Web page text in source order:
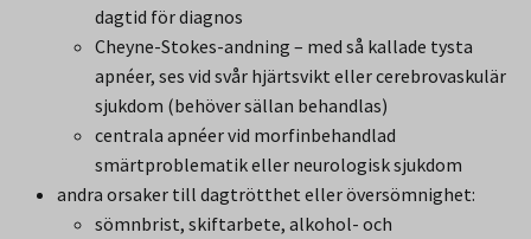
dagtid för diagnos
Cheyne-Stokes-andning – med så kallade tysta
apnéer, ses vid svår hjärtsvikt eller cerebrovaskulär
sjukdom (behöver sällan behandlas)
centrala apnéer vid morfinbehandlad
smärtproblematik eller neurologisk sjukdom
andra orsaker till dagtrötthet eller översömnighet:
sömnbrist, skiftarbete, alkohol- och